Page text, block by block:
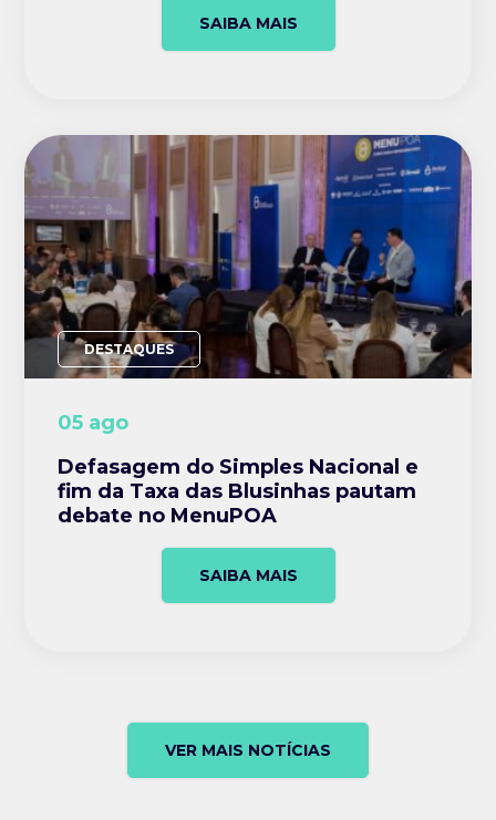
SAIBA MAIS
DESTAQUES
05 ago
Defasagem do Simples Nacional e
fim da Taxa das Blusinhas pautam
debate no MenuPOA
SAIBA MAIS
VER MAIS NOTÍCIAS